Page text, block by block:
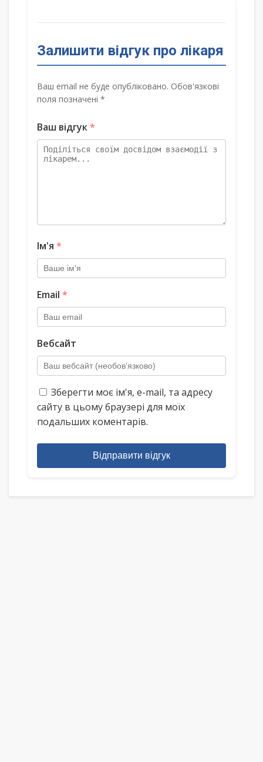
Залишити відгук про лікаря
Ваш email не буде опубліковано. Обов'язкові
поля позначені *
Ваш відгук*
Ім'я *
Email *
Вебсайт
Зберегти моє ім'я, e-mail, та адресу
сайту в цьому браузері для моїх
подальших коментарів.
Відправити відгук